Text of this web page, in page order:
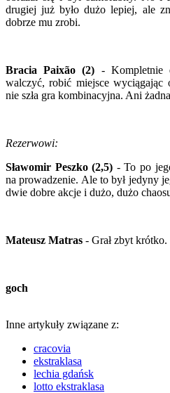
drugiej już było dużo lepiej, ale
dobrze mu zrobi.
Bracia Paixão (2) - Kompletnie
walczyć, robić miejsce
nie szła gra kombinacyjna. Ani
Rezerwowi:
Sławomir Peszko (2,5) - To po
na prowadzenie. Ale to był jedyny
dwie dobre akcje i dużo, dużo
Mateusz Matras - Grał zbyt krótko.
goch
Inne artykuły związane z:
cracovia
ekstraklasa
lechia gdańsk
lotto ekstraklasa